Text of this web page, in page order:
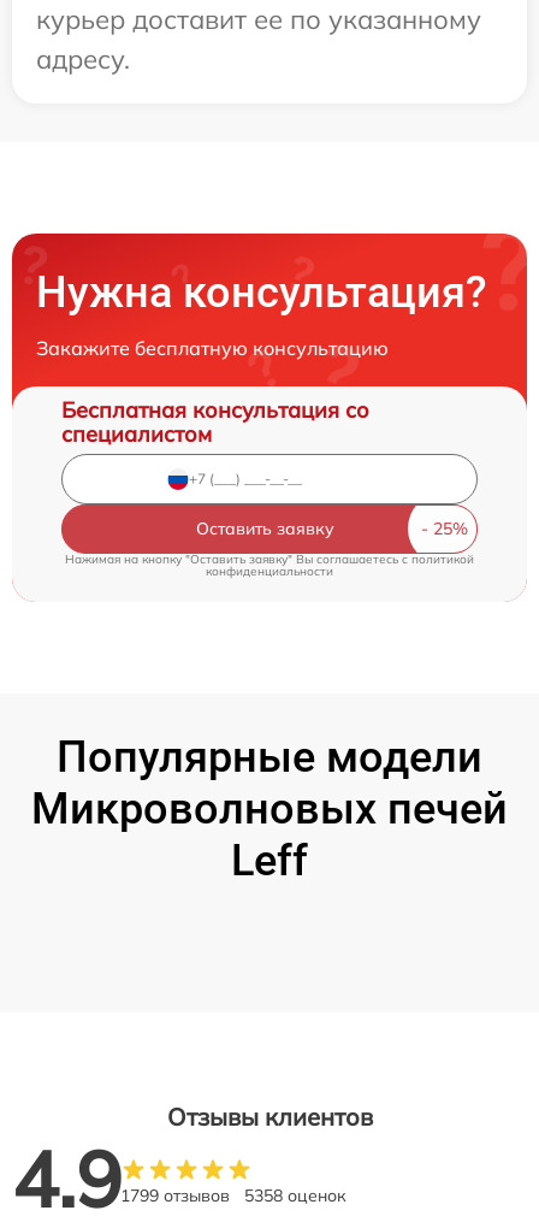
курьер доставит ее по указанному
адресу.
Нужна консультация?
Закажите бесплатную консультацию
Бесплатная консультация со
специалистом
Оставить заявку
Нажимая на кнопку "Оставить заявку" Вы соглашаетесь cполитикой
конфиденциальности
Популярные модели
Микроволновых печей
Leff
Отзывы клиентов
4.91799 отзывов 5358 оценок